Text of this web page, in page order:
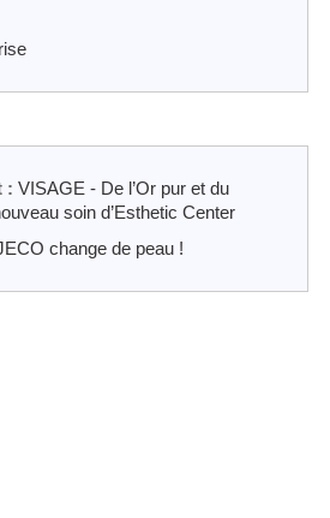
: VISAGE - De l’Or pur et du
soin d’Esthetic Center
change de peau !